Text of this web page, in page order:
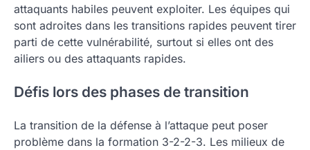
attaquants habiles peuvent exploiter. Les équipes qui
sont adroites dans les transitions rapides peuvent tirer
parti de cette vulnérabilité, surtout si elles ont des
ailiers ou des attaquants rapides.
Défis lors des phases de transition
La transition de la défense à l’attaque peut poser
problème dans la formation 3-2-2-3. Les milieux de